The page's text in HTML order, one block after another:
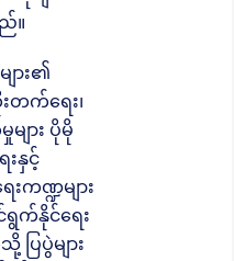
။
ား၏
းတက်ရေး၊
ျား ပိုမို
းနှင့်
းကဏ္ဍများ
ရွက်နိုင်ရေး
ပွဲများ